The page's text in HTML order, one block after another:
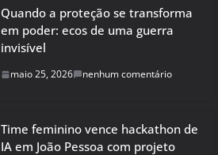
Quando a proteção se transforma
em poder: ecos de uma guerra
invisível
maio 25, 2026 nenhum comentário
Time feminino vence hackathon de
IA em João Pessoa com projeto